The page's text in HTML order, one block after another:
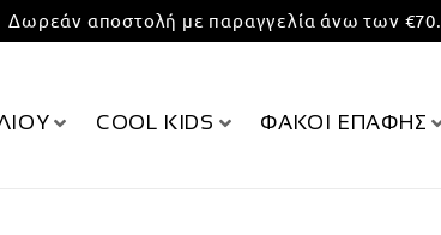
Δωρεάν αποστολή με παραγγελία άνω των €70.
COOL KIDS ΦΑΚΟΙ ΕΠΑΦΗΣ